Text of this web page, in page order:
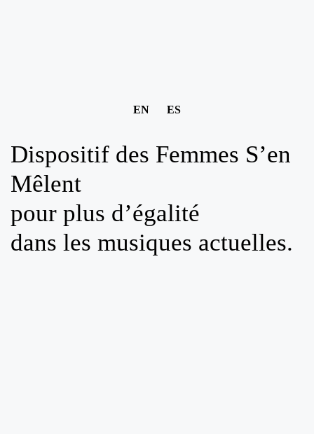
EN ES
Dispositif des Femmes S’en
Mêlent
pour plus d’égalité
dans les musiques actuelles.